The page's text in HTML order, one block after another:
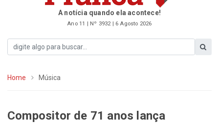
A notícia quando ela acontece!
Ano 11 | Nº 3932 | 6 Agosto 2026
Home Música
Compositor de 71 anos lança